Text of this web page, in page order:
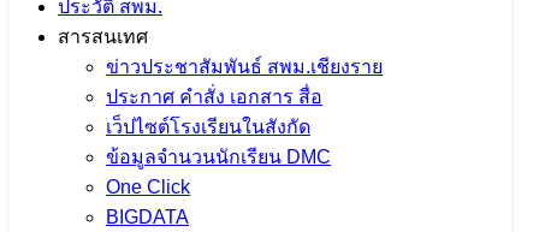
ประวัติ สพม.
สารสนเทศ
ข่าวประชาสัมพันธ์ สพม.เชียงราย
ประกาศ คำสั่ง เอกสาร สื่อ
เว็ปไซต์โรงเรียนในสังกัด
ข้อมูลจำนวนนักเรียน DMC
One Click
BIGDATA
สพม.เชียงราย ร่วมเป็นวิทยากรแนะแนว
การศึกษา ในกิจกรรม CRRU Road
Show 2026 เปิดโลกการเรียนรู้ สู่อนาคต
5 สิงหาคม 20265 สิงหาคม 2026
สพม.เชียงราย